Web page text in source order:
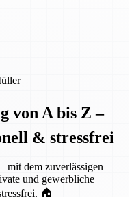
von A bis Z –
& stressfrei
mit dem zuverlässigen
und gewerbliche
🏠